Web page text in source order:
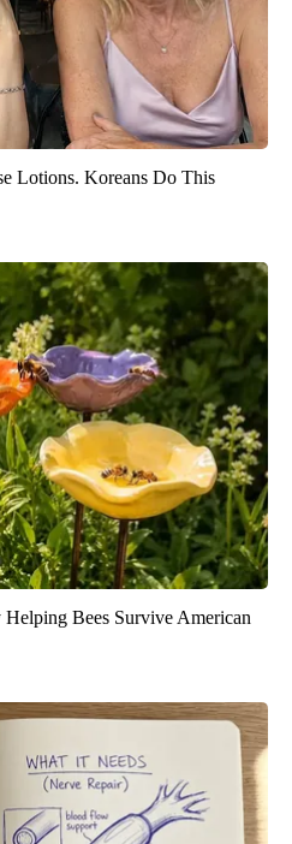
Lotions. Koreans Do This
Bees Survive American